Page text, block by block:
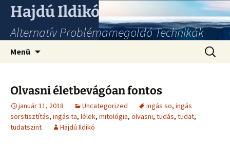
Hajdú Ildikó
Alternatív Problémamegoldó Technikák
Menü
Olvasni életbevágóan fontos
január 11, 2018 Uncategorized ingás so, ingás
sorstisztítás, ingás ta, lélek, mitológia, olvasni, tudás, tudat,
tudatszint
Hajdú Ildikó